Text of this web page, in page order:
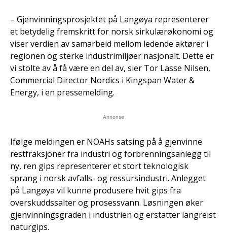
– Gjenvinningsprosjektet på Langøya representerer
et betydelig fremskritt for norsk sirkulærøkonomi og
viser verdien av samarbeid mellom ledende aktører i
regionen og sterke industrimiljøer nasjonalt. Dette er
vi stolte av å få være en del av, sier Tor Lasse Nilsen,
Commercial Director Nordics i Kingspan Water &
Energy, i en pressemelding.
Annonse
Ifølge meldingen er NOAHs satsing på å gjenvinne
restfraksjoner fra industri og forbrenningsanlegg til
ny, ren gips representerer et stort teknologisk
sprang i norsk avfalls- og ressursindustri. Anlegget
på Langøya vil kunne produsere hvit gips fra
overskuddssalter og prosessvann. Løsningen øker
gjenvinningsgraden i industrien og erstatter langreist
naturgips.